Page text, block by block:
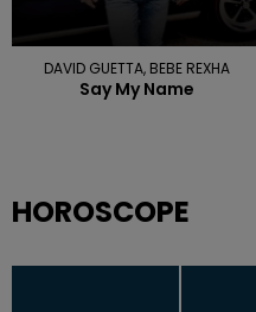
DAVID GUETTA, BEBE REXHA
Say My Name
HOROSCOPE